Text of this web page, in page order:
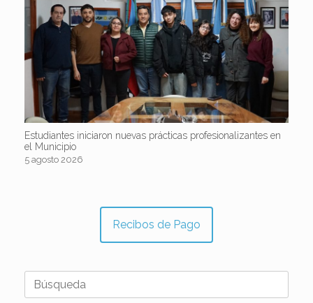
Estudiantes iniciaron nuevas prácticas profesionalizantes en
el Municipio
5 agosto 2026
Recibos de Pago
Buscar: